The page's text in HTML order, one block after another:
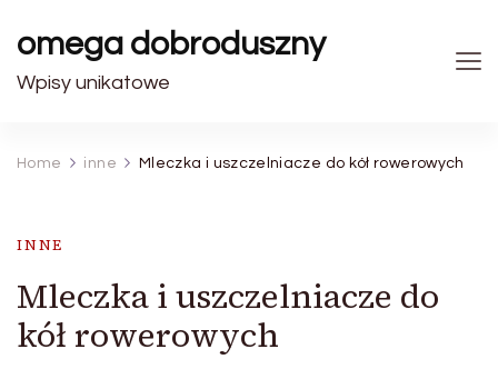
omega dobroduszny
Wpisy unikatowe
Home inne Mleczka i uszczelniacze do kół rowerowych
INNE
Mleczka i uszczelniacze do
kół rowerowych